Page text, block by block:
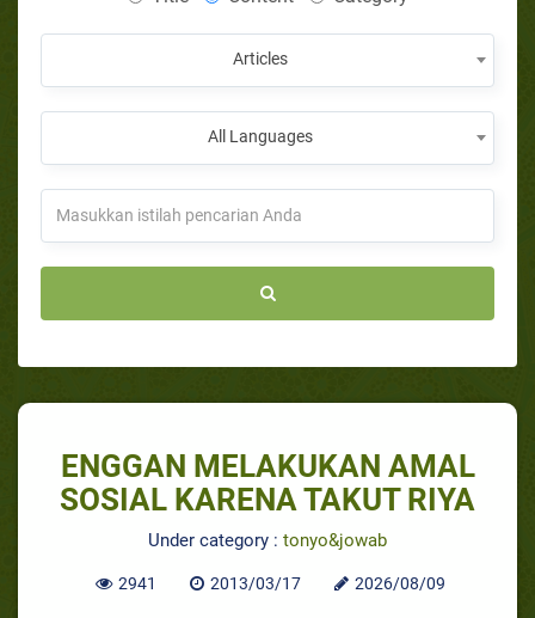
Articles
All Languages
ENGGAN MELAKUKAN AMAL
SOSIAL KARENA TAKUT RIYA
Under category : tonyo&jowab
2941 2013/03/17 2026/08/09